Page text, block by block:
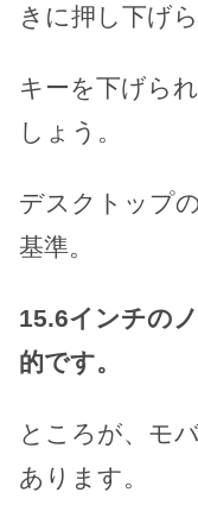
きに押し下げ
キーを下げら
しょう。
デスクトップ
基準。
15.6インチの
的です。
ところが、モ
あります。